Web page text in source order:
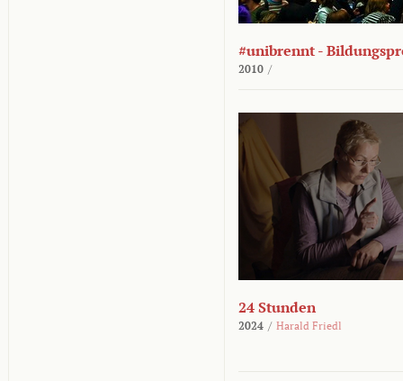
#unibrennt -
2010 /
24 Stunden
2024 / Harald Friedl